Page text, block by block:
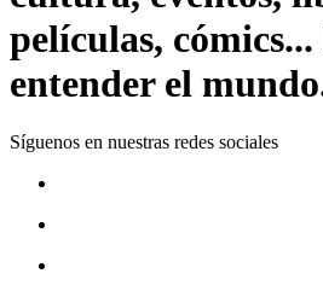
películas,
entender el
Síguenos en nuestras redes sociales